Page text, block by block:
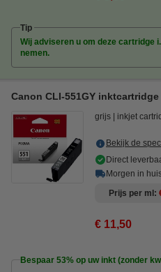
Tip
Wij adviseren u om deze cartridge
nemen.
Canon CLI-551GY
grijs inkjet
Bekijk de
Direct
Morgen in
Prijs per ml
€ 11,50
Bespaar 53% op uw inkt (zonder